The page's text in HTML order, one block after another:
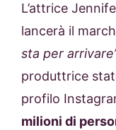
L’attrice
lancerà il
sta per
produttrice
profilo
milioni di